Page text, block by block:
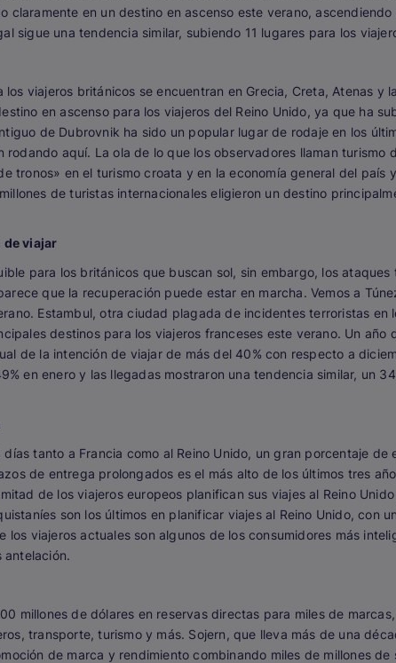
en un destino en ascenso este verano,
sigue una tendencia similar, subiendo 11 lugares para los
viajeros británicos se encuentran en Grecia, Creta, Atenas y
en ascenso para los viajeros del Reino Unido, ya que ha
de Dubrovnik ha sido un popular lugar de rodaje en los
rodando aquí. La ola de lo que los observadores llaman turismo
tronos» en el turismo croata y en la economía general del país
de turistas internacionales eligieron un destino
de viajar
para los británicos que buscan sol, sin embargo, los
que la recuperación puede estar en marcha. Vemos a
Estambul, otra ciudad plagada de incidentes terroristas en
destinos para los viajeros franceses este verano. Un año
de la intención de viajar de más del 40% con respecto a
en enero y las llegadas mostraron una tendencia similar, un
tanto a Francia como al Reino Unido, un gran porcentaje
de entrega prolongados es el más alto de los últimos tres
de los viajeros europeos planifican sus viajes al Reino
son los últimos en planificar viajes al Reino Unido, con
viajeros actuales son algunos de los consumidores más
antelación.
millones de dólares en reservas directas para miles de
transporte, turismo y más. Sojern, que lleva más de una
de marca y rendimiento combinando miles de millones